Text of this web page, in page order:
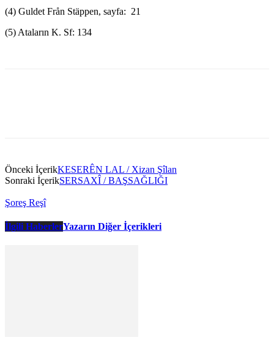
(4) Guldet Från Stäppen, sayfa: 21
(5) Ataların K. Sf: 134
Önceki İçerikKESERÊN LAL / Xizan Şîlan
Sonraki İçerikSERSAXÎ / BAŞSAĞLIĞI
Şoreş Reşî
İlgili HaberlerYazarın Diğer İçerikleri